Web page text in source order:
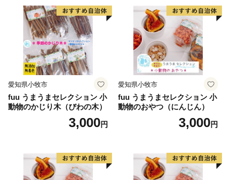
愛知県小牧市
fuu うまうまセレクション 小
動物のかじり木（びわの木）
3,000円
愛知県小牧市
fuu うまうまセレクション 小
動物のおやつ（にんじん）
3,000円